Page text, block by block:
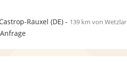
Rauxel (DE)- 139 km von Wetzlar